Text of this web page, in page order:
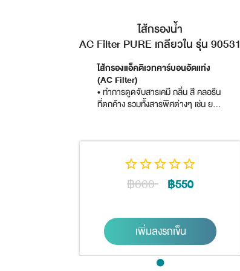
ไส้กรองน้ำ
AC Filter PURE เกลียวใน รุ่น 90531
ไส้กรองแอ็คติเวทคาร์บอนอัดแท่ง
(AC Filter)
• ทำการดูดจับสารเคมี กลิ่น สี คลอรีน
ที่ตกค้าง รวมทั้งสารพิศต่างๆ เช่น ยา
อย่างมีประสิทธิภาพ
฿660 ฿550
เพิ่มลงรถเข็น